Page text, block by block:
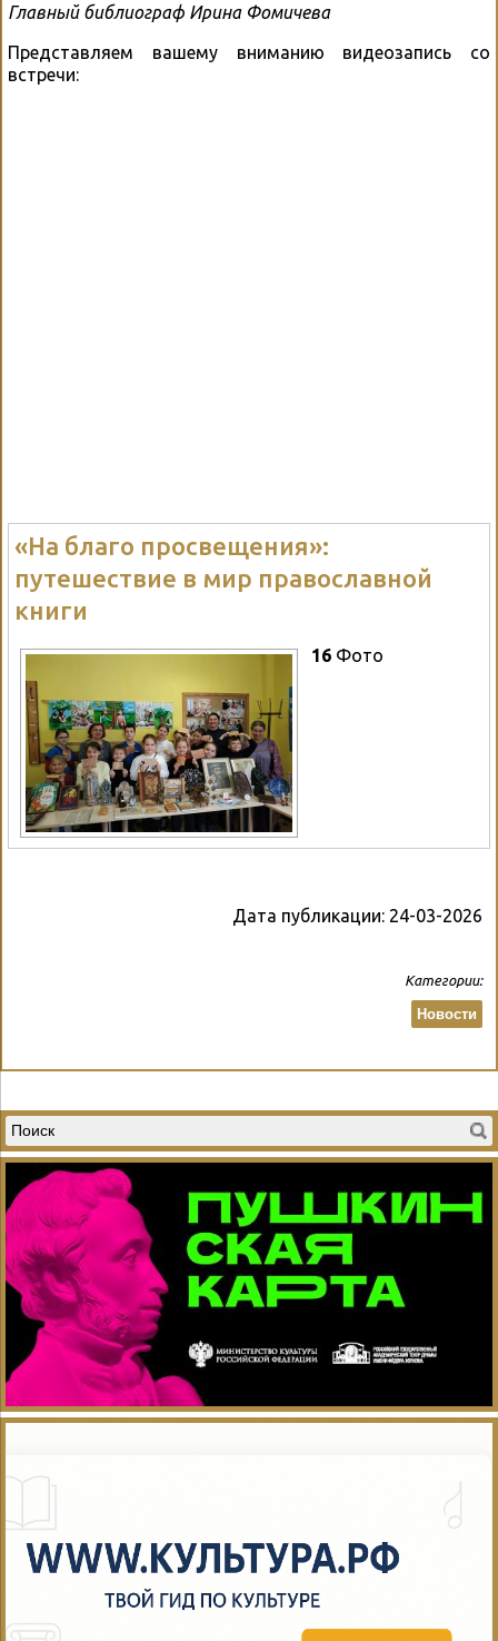
Главный библиограф Ирина Фомичева
Представляем вашему вниманию видеозапись со
встречи:
«На благо просвещения»:
путешествие в мир православной
книги
16 Фото
Дата публикации: 24-03-2026
Категории:
Новости